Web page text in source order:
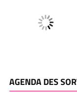
AGENDA DES